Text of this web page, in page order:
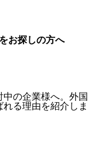
お探しの方へ
の企業様へ。外国
る理由を紹介しま